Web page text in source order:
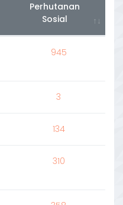
Perhutanan
Sosial
945
3
134
310